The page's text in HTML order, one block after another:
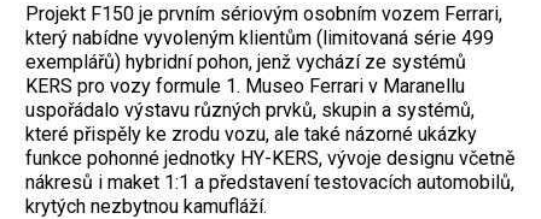
Projekt F150 je prvním sériovým osobním vozem Ferrari,
který nabídne vyvoleným klientům (limitovaná série 499
exemplářů) hybridní pohon, jenž vychází ze systémů
KERS pro vozy formule 1. Museo Ferrari v Maranellu
uspořádalo výstavu různých prvků, skupin a systémů,
které přispěly ke zrodu vozu, ale také názorné ukázky
funkce pohonné jednotky HY-KERS, vývoje designu včetně
nákresů i maket 1:1 a představení testovacích automobilů,
krytých nezbytnou kamufláží.